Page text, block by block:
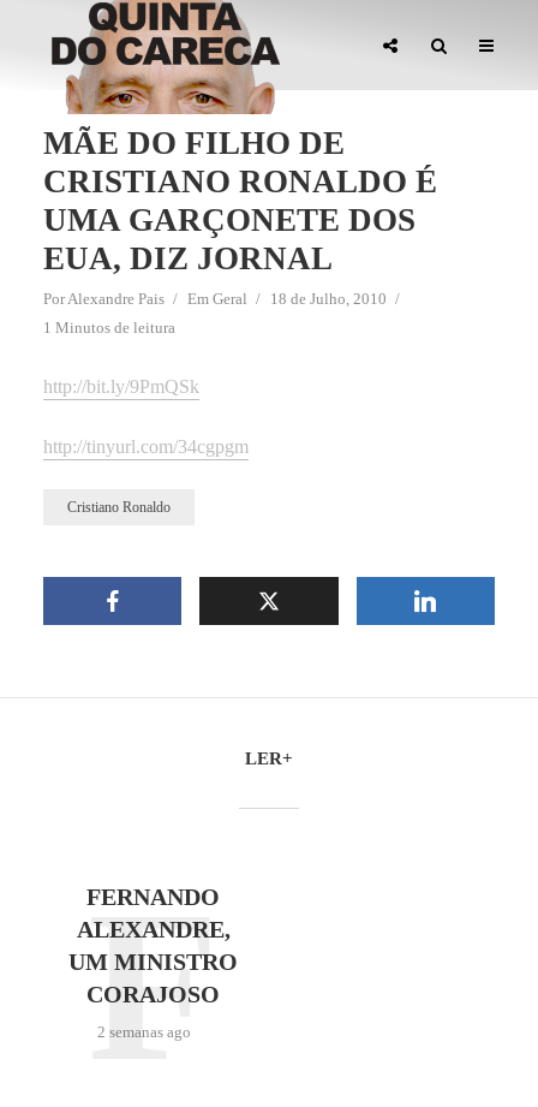
MÃE DO FILHO DE
CRISTIANO RONALDO É
UMA GARÇONETE DOS
EUA, DIZ JORNAL
PorAlexandre Pais Em Geral
18 de Julho, 2010
1 Minutos de leitura
http://bit.ly/9PmQSk
http://tinyurl.com/34cgpgm
Cristiano Ronaldo
LER+
FERNANDO
ALEXANDRE,
UM MINISTRO
CORAJOSO
2 semanas ago
F